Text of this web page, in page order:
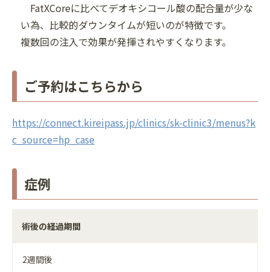
FatXCoreに比べてデオキシコール酸の配合量が少な
い為、比較的ダウンタイムが短いのが特徴です。
複数回の注入で効果が発揮されやすくなります。
ご予約はこちらから
https://connect.kireipass.jp/clinics/sk-clinic3/menus?k
c_source=hp_case
症例
術後の経過期間
2週間後